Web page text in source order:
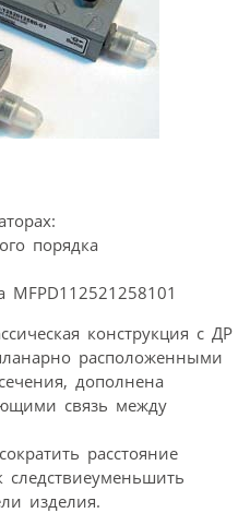
порядка
MFPD112521258101
конструкция с ДР
расположенными
дополнена
связь между
расстояние
изделия.